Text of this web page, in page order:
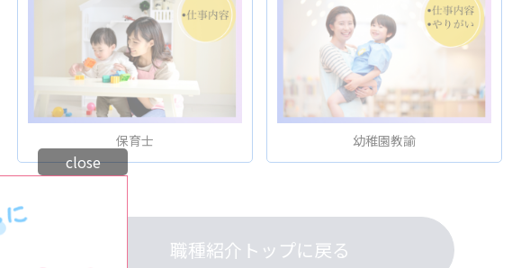
保育士 幼稚園教諭
職種紹介トップに戻る
close